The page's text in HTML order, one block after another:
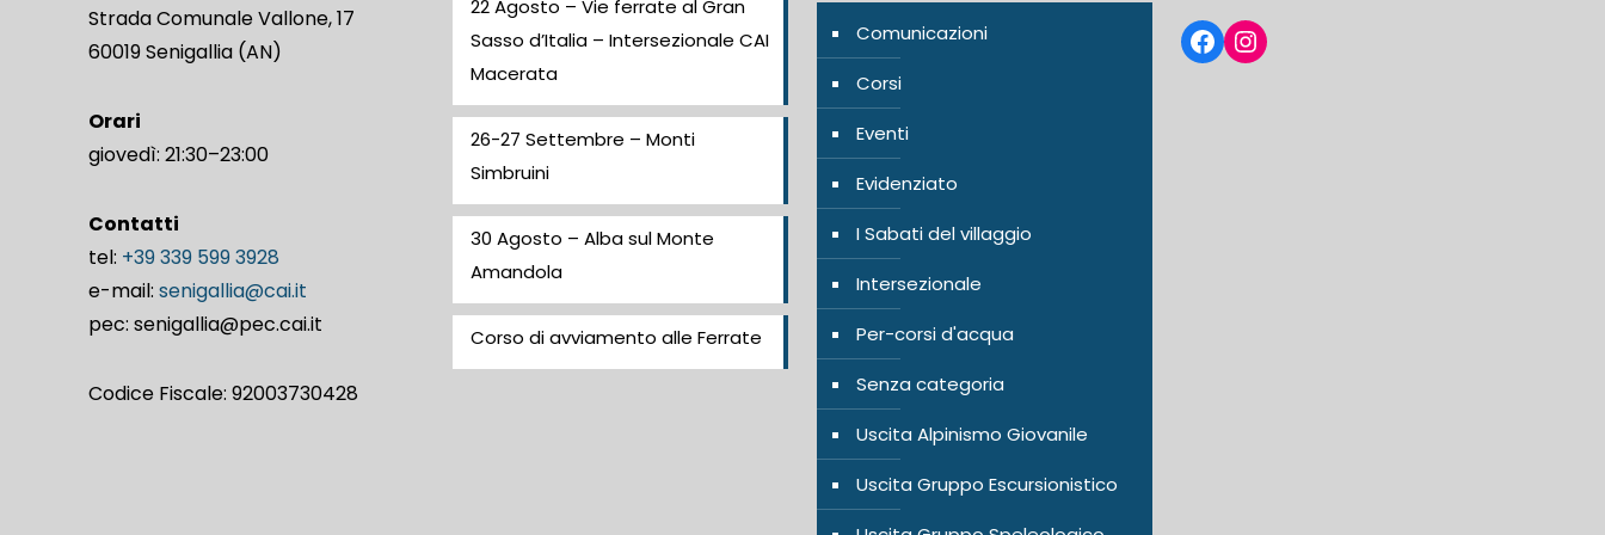
Strada Comunale Vallone, 17
60019 Senigallia (AN)
Orari
giovedì: 21:30–23:00
Contatti
tel: +39 339 599 3928
e-mail: senigallia@cai.it
pec: senigallia@pec.cai.it
Codice Fiscale: 92003730428
22 Agosto – Vie ferrate al Gran
Sasso d’Italia – Intersezionale CAI
Macerata
26-27 Settembre – Monti
Simbruini
30 Agosto – Alba sul Monte
Amandola
Corso di avviamento alle Ferrate
Comunicazioni
Corsi
Eventi
Evidenziato
I Sabati del villaggio
Intersezionale
Per-corsi d'acqua
Senza categoria
Uscita Alpinismo Giovanile
Uscita Gruppo Escursionistico
Facebook
Instagram